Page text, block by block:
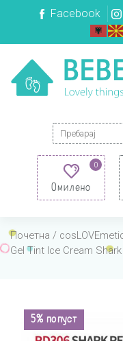
Facebook
Search for:
0
Омилено
Почетна /
Gel Tint Ice Cream
5% попуст